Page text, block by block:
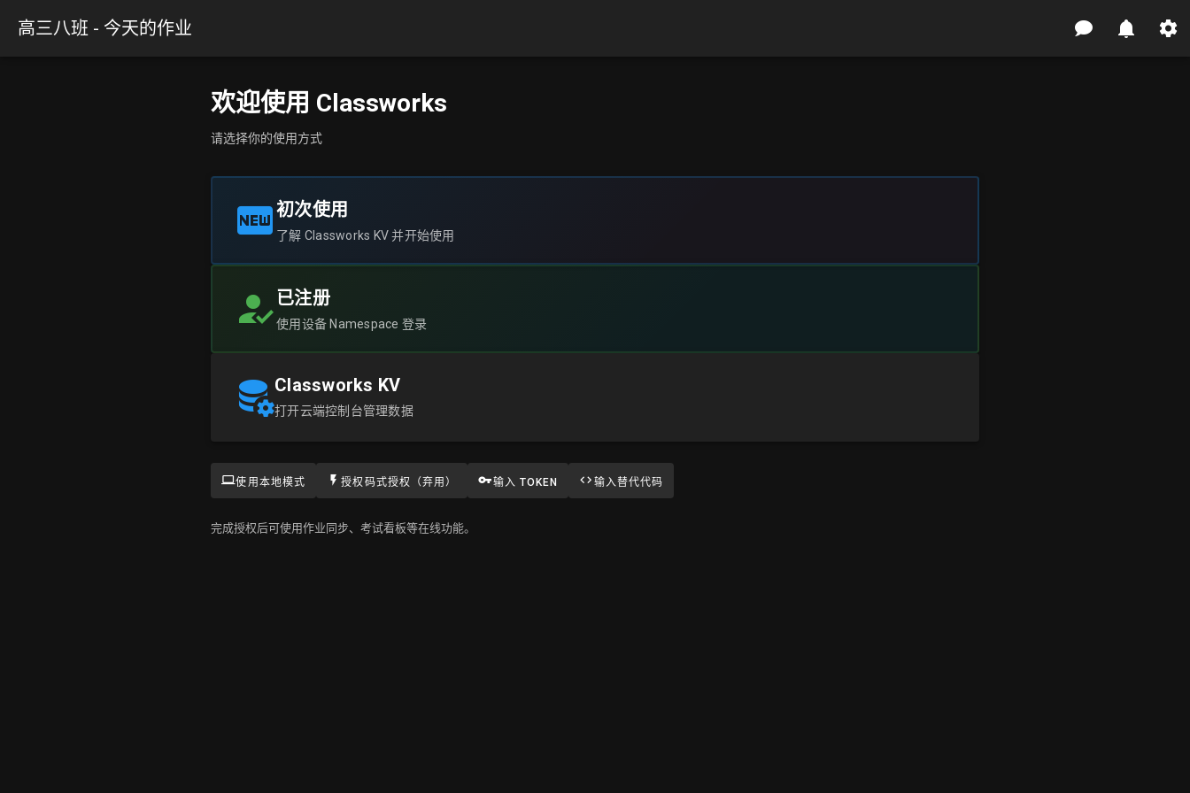
高三八班 - 今天的作业
欢迎使用 Classworks
请选择你的使用方式
初次使用
了解 Classworks KV 并开始使用
已注册
使用设备 Namespace 登录
Classworks KV
打开云端控制台管理数据
使用本地模式 授权码式授权（弃用） 输入 TOKEN 输入替代代码
完成授权后可使用作业同步、考试看板等在线功能。